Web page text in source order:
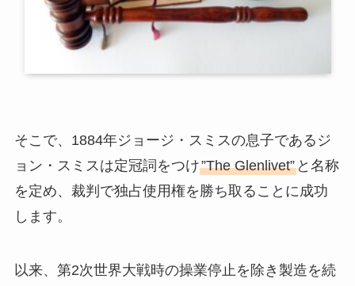
そこで、1884年ジョージ・スミスの息子であるジ
ョン・スミスは定冠詞をつけ”The Glenlivet”と名称
を定め、裁判で独占使用権を勝ち取ることに成功
します。
以来、第2次世界大戦時の操業停止を除き製造を続